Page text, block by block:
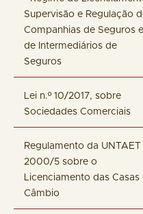
Supervisão e Regulação
Companhias de Seguros e
de Intermediários de
Seguros
Lei n.º 10/2017, sobre
Sociedades Comerciais
Regulamento da UNTAET
2000/5 sobre o
Licenciamento das Casas
Câmbio